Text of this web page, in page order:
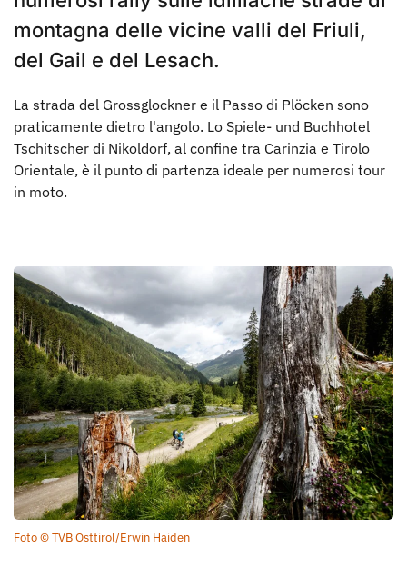
montagna delle vicine valli del Friuli,
del Gail e del Lesach.
La strada del Grossglockner e il Passo di Plöcken sono
praticamente dietro l'angolo. Lo Spiele- und Buchhotel
Tschitscher di Nikoldorf, al confine tra Carinzia e Tirolo
Orientale, è il punto di partenza ideale per numerosi tour
in moto.
Foto © TVB Osttirol/Erwin Haiden